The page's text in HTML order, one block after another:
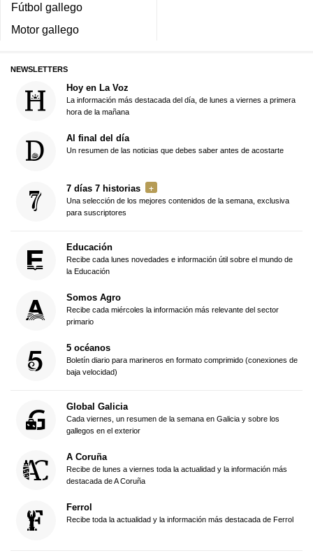
Fútbol gallego
Motor gallego
NEWSLETTERS
Hoy en La Voz
La información más destacada del día, de lunes a viernes a primera
hora de la mañana
Al final del día
Un resumen de las noticias que debes saber antes de acostarte
7 días 7 historias
Una selección de los mejores contenidos de la semana, exclusiva
para suscriptores
Educación
Recibe cada lunes novedades e información útil sobre el mundo de
la Educación
Somos Agro
Recibe cada miércoles la información más relevante del sector
primario
5 océanos
Boletín diario para marineros en formato comprimido (conexiones de
baja velocidad)
Global Galicia
Cada viernes, un resumen de la semana en Galicia y sobre los
gallegos en el exterior
A Coruña
Recibe de lunes a viernes toda la actualidad y la información más
destacada de A Coruña
Ferrol
Recibe toda la actualidad y la información más destacada de Ferrol